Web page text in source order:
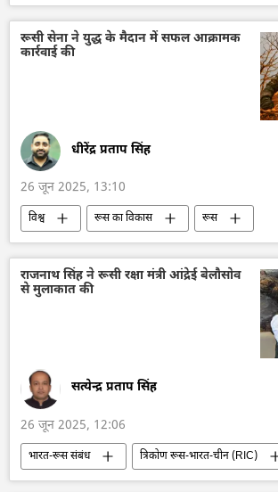
मास्को
रक्षा मंत्रालय (MoD)
अंतर्राष्ट्रीय परमाणु ऊर्जा अभिकरण (IAEA)
Aukus
परमाणु ऊर्जा
रूसी सेना ने युद्ध के मैदान में सफल आक्रामक
कार्रवाई की
धीरेंद्र प्रताप सिंह
26 जून 2025, 13:10
विश्व रूस का विकास
रूस
मास्को
यूक्रेन की सुरक्षा सेवा (SBU)
यूक्रेन सशस्त्र बल
यूक्रेन का जवाबी हमला
चीन
राजनाथ सिंह
राजनाथ सिंह ने रूसी रक्षा मंत्री आंद्रेई बेलौसोव
से मुलाकात की
सत्येन्द्र प्रताप सिंह
26 जून 2025, 12:06
भारत-रूस संबंध
त्रिकोण रूस-भारत-चीन (RIC)
रूस
रक्षा मंत्रालय (MoD)